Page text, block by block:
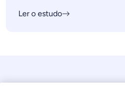
Ler o estudo